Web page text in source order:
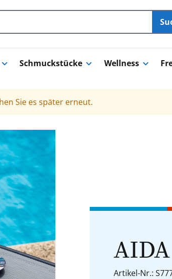
Schmuckstücke Wellness
Sie es später erneut.
Artikel-Nr.: